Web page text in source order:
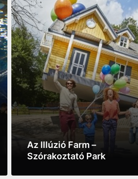
Az Illúzió Farm –
Szórakoztató Park
See more